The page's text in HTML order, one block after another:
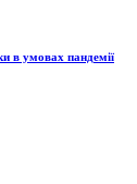
в умовах пандемії